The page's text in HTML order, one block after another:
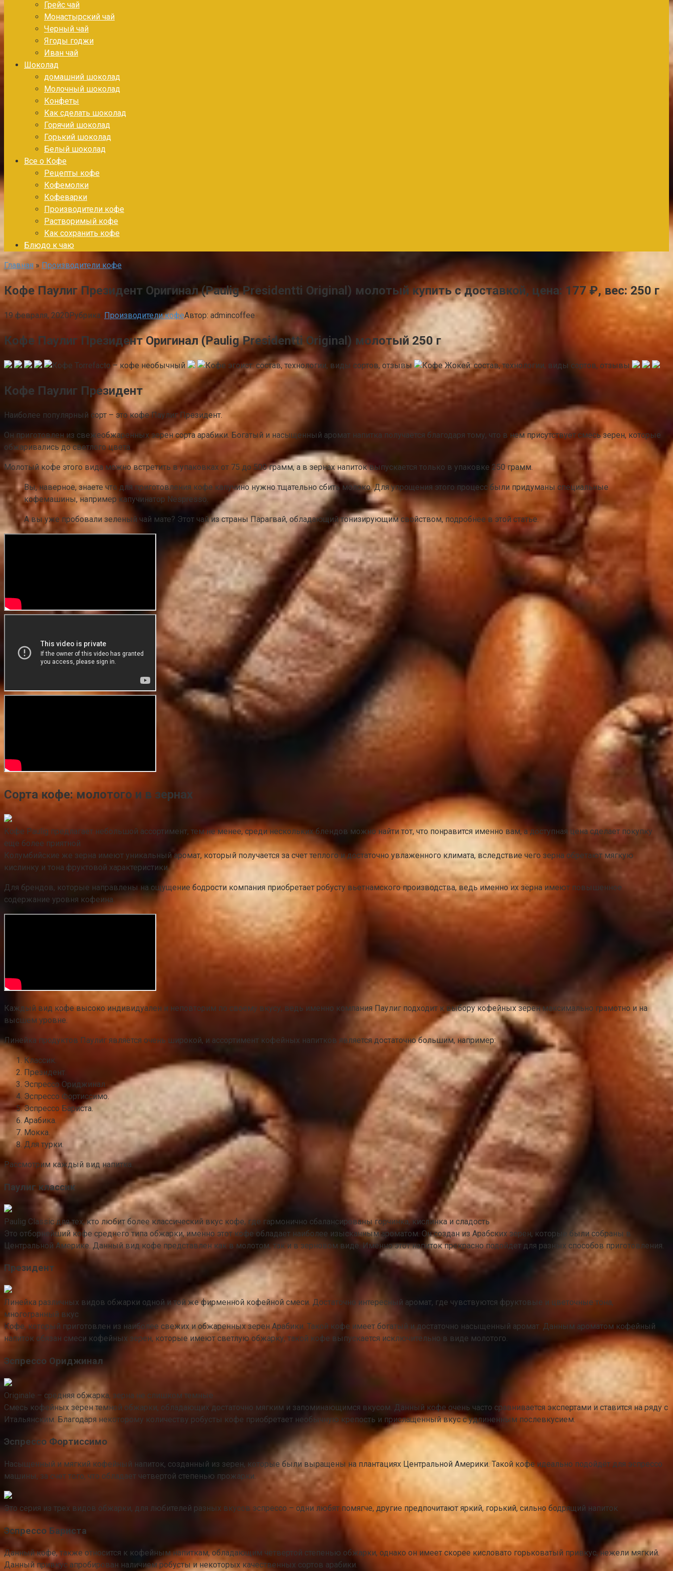
Грейс чай
Монастырский чай
Черный чай
Ягоды годжи
Иван чай
Шоколад
домашний шоколад
Молочный шоколад
Конфеты
Как сделать шоколад
Горячий шоколад
Горький шоколад
Белый шоколад
Все о Кофе
Рецепты кофе
Кофемолки
Кофеварки
Производители кофе
Растворимый кофе
Как сохранить кофе
Блюдо к чаю
Главная » Производители кофе
Кофе Паулиг Президент Оригинал (Paulig Presidentti Original) молотый купить с доставкой, цена: 177 ₽, вес: 250 г
19 февраля, 2020Рубрика: Производители кофеАвтор: admincoffee
Кофе Паулиг Президент Оригинал (Paulig Presidentti Original) молотый 250 г
Кофе Паулиг Президент
Наиболее популярный сорт – это кофе Паулиг Президент.
Он приготовлен из свежеобжаренных зерен сорта арабики. Богатый и насыщенный аромат напитка получается благодаря тому, что в нем присутствует смесь зерен, которые
обжаривались до светлого цвета.
Молотый кофе этого вида можно встретить в упаковках от 75 до 500 грамм, а в зернах напиток выпускается только в упаковке 250 грамм.
Вы, наверное, знаете что для приготовления кофе капучино нужно тщательно сбить молоко. Для упрощения этого процесс были придуманы специальные
кофемашины, например капучинатор Nespresso.
А вы уже пробовали зеленый чай мате? Этот чай из страны Парагвай, обладающий тонизирующим свойством, подробнее в этой статье.
Сорта кофе: молотого и в зернах
Кофе Paulig предлагает небольшой ассортимент, тем не менее, среди нескольких блендов можно найти тот, что понравится именно вам, а доступная цена сделает покупку
еще более приятной
Колумбийские же зерна имеют уникальный аромат, который получается за счет теплого и достаточно увлаженного климата, вследствие чего зерна обретают мягкую
кислинку и тона фруктовой характеристики.
Для брендов, которые направлены на ощущение бодрости компания приобретает робусту вьетнамского производства, ведь именно их зёрна имеют повышенное
содержание уровня кофеина.
Каждый вид кофе высоко индивидуален и неповторим по своему вкусу, ведь именно компания Паулиг подходит к выбору кофейных зерен максимально грамотно и на
высшем уровне.
Линейка продуктов Паулиг является очень широкой, и ассортимент кофейных напитков является достаточно большим, например:
Классик.
Президент.
Эспрессо Ориджинал.
Эспрессо Фортиссимо.
Эспрессо Бариста.
Арабика.
Мокка.
Для турки.
Рассмотрим каждый вид напитка.
Паулиг классик
Paulig Classic для тех, кто любит более классический вкус кофе, где гармонично сбалансированы горчинка, кислинка и сладость
Это отборнейший кофе среднего типа обжарки, именно этот кофе обладает наиболее изысканным ароматом. Он создан из Арабских зерен, которые были собраны в
Центральной Америке. Данный вид кофе представлен как в молотом, так и в зерновом виде. Именно этот напиток прекрасно подойдет для разных способов приготовления.
Президент
Линейка различных видов обжарки одной и той же фирменной кофейной смеси. Достаточно интересный аромат, где чувствуются фруктовые и цветочные тона,
многогранный вкус
Кофе, который приготовлен из наиболее свежих и обжаренных зерен Арабики. Такой кофе имеет богатый и достаточно насыщенный аромат. Данным ароматом кофейный
напиток обязан смеси кофейных зерен, которые имеют светлую обжарку, такой кофе выпускается исключительно в виде молотого.
Эспрессо Ориджинал
Originale – средняя обжарка, зерна не слишком темные
Смесь кофейных зерен темной обжарки, обладающих достаточно мягким и запоминающимся вкусом. Данный кофе очень часто сравнивается экспертами и ставится на ряду с
Итальянским. Благодаря некоторому количеству робусты кофе приобретает необычную крепость и прислащенный вкус с удлиненным послевкусием.
Эспрессо Фортиссимо
Насыщенный и мягкий кофейный напиток, созданный из зерен, которые были выращены на плантациях Центральной Америки. Такой кофе идеально подойдёт для эспрессо
машины, за счет того, что обладает четвертой степенью прожарки.
Это серия из трех видов обжарки, для любителей разных вкусов эспрессо – одни любят помягче, другие предпочитают яркий, горький, сильно бодрящий напиток
Эспрессо Бариста
Данный кофе, также относится к кофейным напиткам, обладающим четвертой степенью обжарки, однако он имеет скорее кисловато горьковатый привкус, нежели мягкий.
Данный привкус апробирован наличием робусты и некоторых качественных сортов арабики.